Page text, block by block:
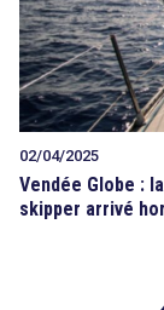
02/04/2025
Vendée Globe :
skipper arrivé